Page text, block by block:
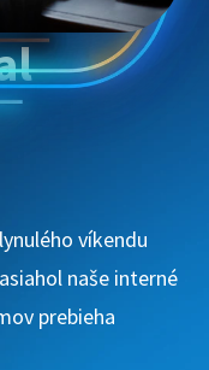
víkendu
naše interné
prebieha